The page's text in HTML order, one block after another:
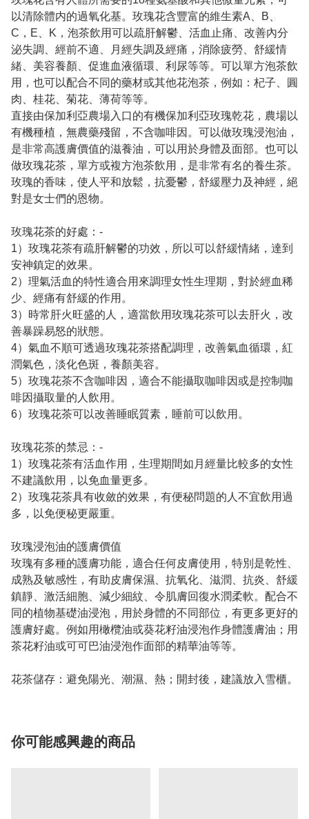
以清除體内的過氧化基。玫瑰花含豐富的維生素A、B、
C，E、K，泡茶飲用可以疏肝解鬱、活血止痛、改善內分
泌失調、經前不適、月經失調及經痛，消除疲勞、舒緩情
緒、美容養顏、促進血液循環、利尿等等。可以單方泡茶飲
用，也可以配合不同的藥材或其他花泡茶，例如：杞子、圓
肉、桂花、菊花、薄荷等等。
直接由保加利亞農場入口的有機保加利亞玫瑰乾花，農場以
有機種植，無農藥殘留，不含咖啡因。可以做玫瑰浸泡油，
是非常高護膚價值的滋養油，可以用於身體及面部。也可以
做玫瑰花茶，單方或複方泡茶飲用，是非常有名的養生茶。
玫瑰的香味，使人平和放鬆，抗憂鬱，舒緩壓力及神經，絕
對是女士們的恩物。
玫瑰花茶的好處：-
1）玫瑰花茶有疏肝解鬱的功效，所以可以舒緩情緒，達到
安神鎮定的效果。
2）理氣活血的特性適合用來調理女性生理期，對於經血稀
少、經痛有舒緩的作用。
3）時常肝火旺盛的人，適當飲用玫瑰花茶可以去肝火，改
善暴躁易怒的狀態。
4）氣血不順可透過玫瑰花茶搭配調理，改善氣血循環，紅
潤氣色，淡化色斑，養顏美容。
5）玫瑰花茶不含咖啡因，適合不能攝取咖啡因或是控制咖
啡因攝取量的人飲用。
6）玫瑰花茶可以改善睡眠質素，睡前可以飲用。
玫瑰花茶的禁忌：-
1）玫瑰花茶有活血作用，生理期間如月經量比較多的女性
不建議飲用，以免血量更多。
2）玫瑰花茶具有收斂的效果，有便秘問題的人不宜飲用過
多，以免便秘更嚴重。
玫瑰浸泡油的護膚價值
玫瑰有多種的護膚功能，適合任何皮膚使用，特別是乾性、
成熟及敏感性，有助皮膚保濕、抗氧化、滋潤、抗炎、舒緩
鎮靜、激活細胞、減少細紋、令肌膚回復水潤柔軟。配合不
同的植物基礎油浸泡，用於身體的不同部位，有更多更好的
護膚好處。例如用橄欖油或葵花籽油浸泡作身體護膚油；用
茶花籽油或可可巴油浸泡作面部的精華油等等。
花茶儲存：避免陽光、潮濕、熱；開封後，建議放入雪櫃。
你可能感興趣的商品